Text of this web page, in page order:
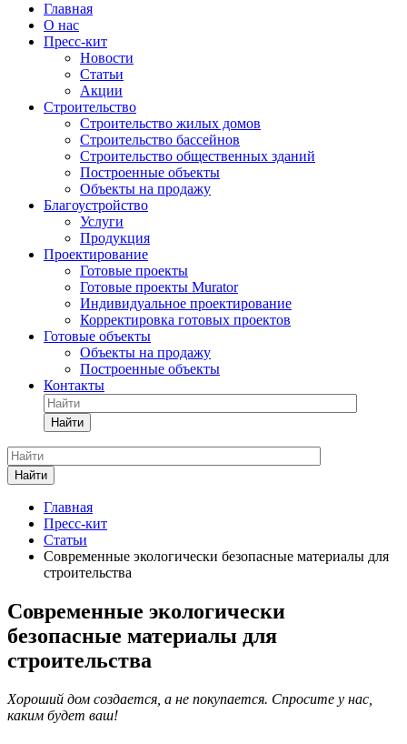
Главная
О нас
Пресс-кит
Новости
Статьи
Акции
Строительство
Строительство жилых домов
Строительство бассейнов
Строительство общественных зданий
Построенные объекты
Объекты на продажу
Благоустройство
Услуги
Продукция
Проектирование
Готовые проекты
Готовые проекты Murator
Индивидуальное проектирование
Корректировка готовых проектов
Готовые объекты
Объекты на продажу
Построенные объекты
Контакты
Найти
Найти
Главная
Пресс-кит
Статьи
Современные экологически безопасные материалы для
строительства
Современные экологически
безопасные материалы для
строительства
Хороший дом создается, а не покупается. Спросите у нас,
каким будет ваш!